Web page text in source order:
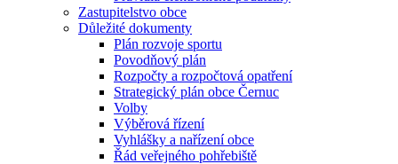
Zastupitelstvo obce
Důležité dokumenty
Plán rozvoje sportu
Povodňový plán
Rozpočty a rozpočtová opatření
Strategický plán obce Černuc
Volby
Výběrová řízení
Vyhlášky a nařízení obce
Řád veřejného pohřebiště